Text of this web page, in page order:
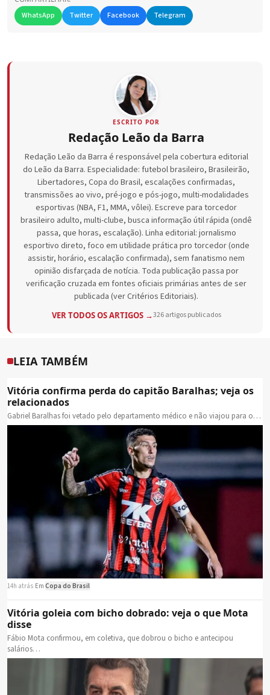
WhatsApp
Twitter Facebook Telegram
ESCRITO POR
Redação Leão da Barra
Redação Leão da Barra é responsável pela cobertura editorial
do Leão da Barra. Especialidade: futebol brasileiro, Brasileirão,
Libertadores, Copa do Brasil, escalações confirmadas,
transmissões ao vivo, pré-jogo e pós-jogo, multi-modalidades
esportivas (NBA, F1, MMA, vôlei). Escreve para torcedor
brasileiro adulto, multi-clube, busca informação útil rápida (ondê
passa, que horas, escalação). Linha editorial: jornalismo
esportivo direto, foco em utilidade prática pro torcedor (onde
assistir, horário, escalação confirmada), sem fanatismo nem
opinião disfarçada de notícia. Toda publicação passa por
verificação cruzada em fontes oficiais primárias antes de ser
publicada (ver Critérios Editoriais).
VER TODOS OS ARTIGOS →326 artigos publicados
LEIA TAMBÉM
Vitória confirma perda do capitão Baralhas; veja os
relacionados
Gabriel Baralhas foi vetado pelo departamento médico e não viajou para o…
14h atrás Em Copa do Brasil
Vitória goleia com bicho dobrado: veja o que Mota
disse
Fábio Mota confirmou, em coletiva, que dobrou o bicho e antecipou
salários…